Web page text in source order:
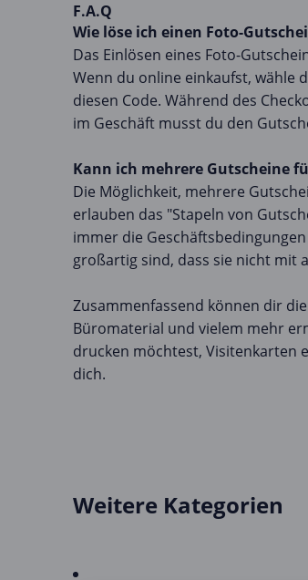
F.A.Q
Wie löse ich einen Foto-
Das Einlösen eines Foto-
Wenn du online einkaufst, wähle
diesen Code. Während des
im Geschäft musst du den
Kann ich mehrere Gutscheine
Die Möglichkeit, mehrere
erlauben das "Stapeln von
immer die
großartig sind, dass sie nicht mit
Zusammenfassend können dir
Büromaterial und vielem mehr
drucken möchtest, Visitenkarten
dich.
Weitere Kategorien